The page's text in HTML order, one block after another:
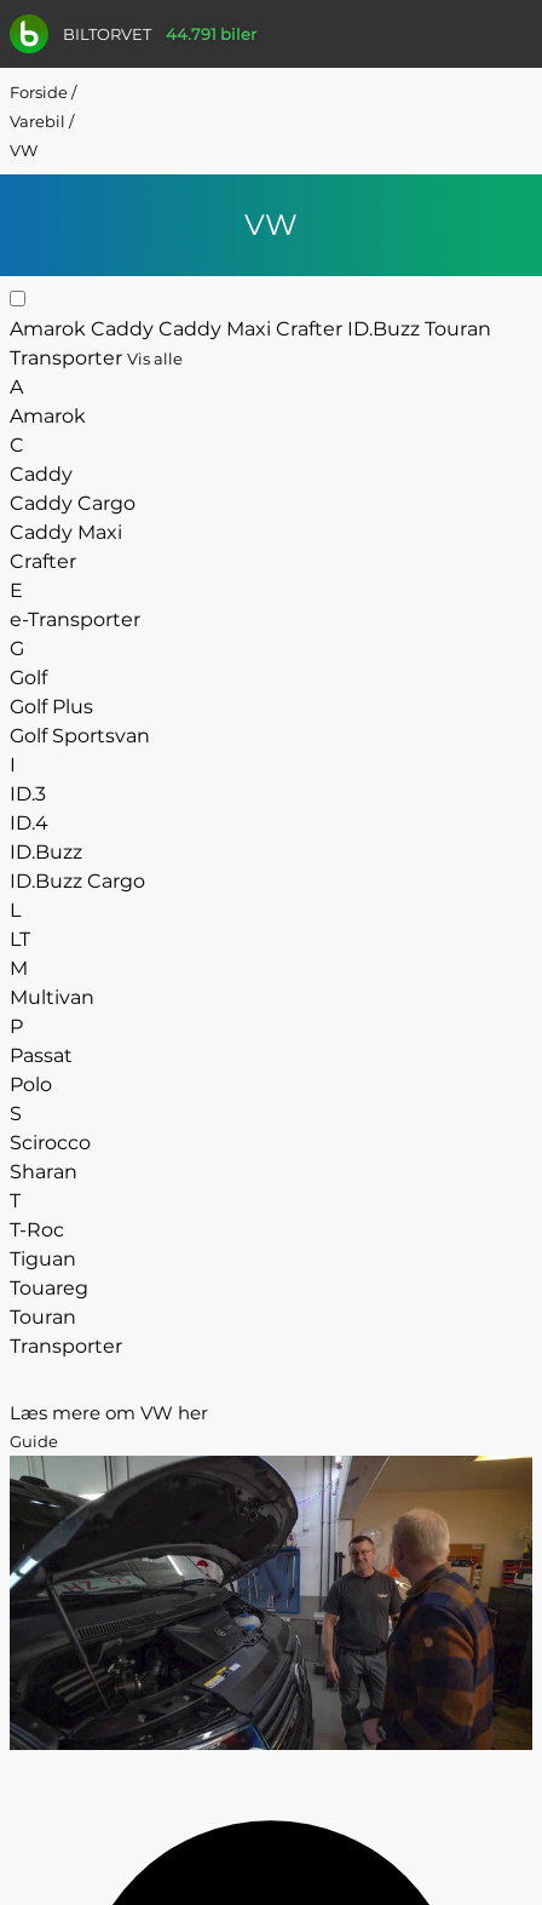
BILTORVET 44.791 biler
Forside/
Varebil /
VW
VW
Amarok Caddy Caddy Maxi Crafter ID.Buzz Touran
Transporter Vis alle
A
Amarok
C
Caddy
Caddy Cargo
Caddy Maxi
Crafter
E
e-Transporter
G
Golf
Golf Plus
Golf Sportsvan
I
ID.3
ID.4
ID.Buzz
ID.Buzz Cargo
L
LT
M
Multivan
P
Passat
Polo
S
Scirocco
Sharan
T
T-Roc
Tiguan
Touareg
Touran
Transporter
Læs mere om VW her
Guide